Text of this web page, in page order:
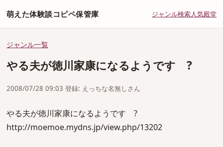
萌えた体験談コピペ保管庫 ジャンル検索人気殿堂
ジャンル一覧
やる夫が徳川家康になるようです ?
2008/07/28 09:03 登録: えっちな名無しさん
やる夫が徳川家康になるようです ?
http://moemoe.mydns.jp/view.php/13202